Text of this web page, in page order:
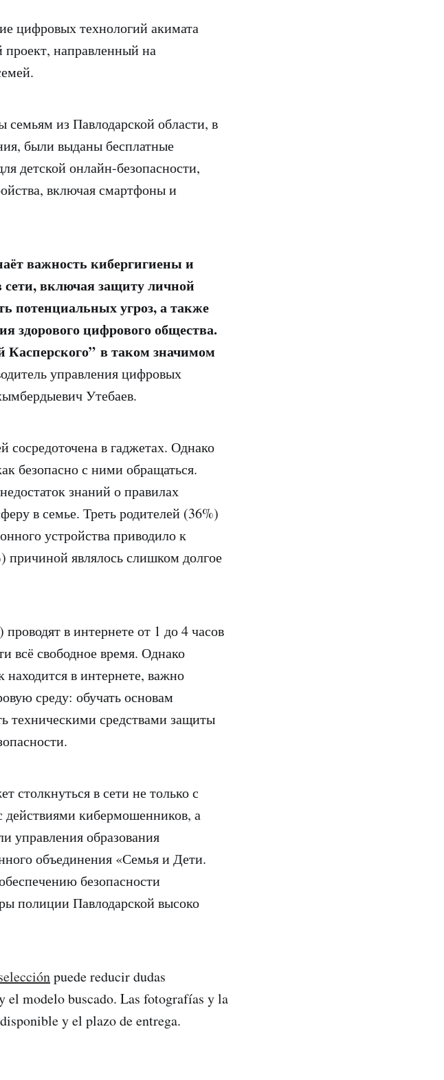
цифровых технологий акимата
направленный на
семьям из Павлодарской области, в
были выданы бесплатные
детской онлайн-безопасности,
включая смартфоны и
важность кибергигиены и
включая защиту личной
потенциальных угроз, а также
здорового цифрового общества.
в таком значимом
управления цифровых
Утебаев.
сосредоточена в гаджетах. Однако
безопасно с ними обращаться.
знаний о правилах
в семье. Треть родителей (36%)
устройства приводило к
причиной являлось слишком долгое
в интернете от 1 до 4 часов
всё свободное время. Однако
находится в интернете, важно
среду: обучать основам
техническими средствами защиты
столкнуться в сети не только с
кибермошенников, а
управления образования
объединения «Семья и Дети.
безопасности
полиции Павлодарской высоко
puede reducir dudas
el modelo buscado. Las fotografías y la
y el plazo de entrega.